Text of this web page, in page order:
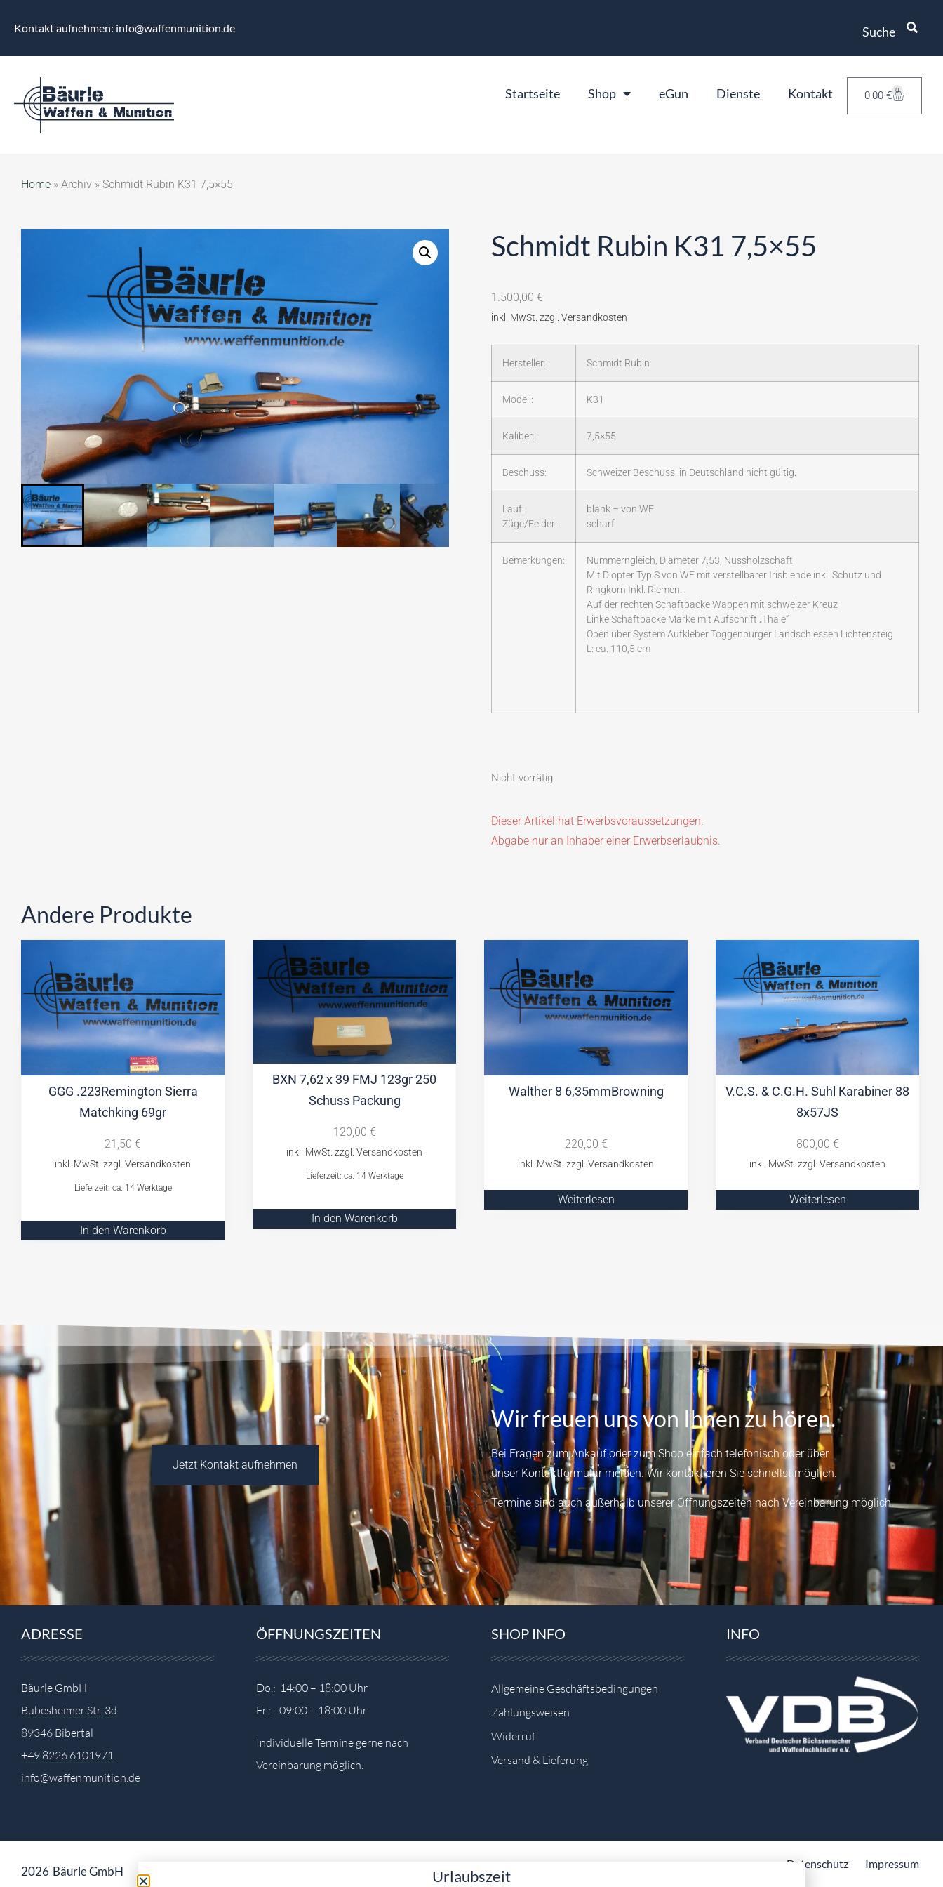
Kontakt aufnehmen: info@waffenmunition.de Suche
Startseite Shop eGun Dienste Kontakt 0,00 € 0
Home » Archiv » Schmidt Rubin K31 7,5×55
Schmidt Rubin K31 7,5×55
1.500,00 €
Hersteller: Schmidt Rubin
Modell: K31
Kaliber: 7,5×55
Beschuss: Schweizer Beschuss, in Deutschland nicht gültig.
Lauf:
Züge/Felder:
blank – von WF
scharf
Bemerkungen:
Nummerngleich, Diameter 7,53, Nussholzschaft
Mit Diopter Typ S von WF mit verstellbarer Irisblende inkl. Schutz und
Ringkorn Inkl. Riemen.
Auf der rechten Schaftbacke Wappen mit schweizer Kreuz
Linke Schaftbacke Marke mit Aufschrift „Thäle“
Oben über System Aufkleber Toggenburger Landschiessen Lichtensteig
L: ca. 110,5 cm
Nicht vorrätig
Dieser Artikel hat Erwerbsvoraussetzungen.
Abgabe nur an Inhaber einer Erwerbserlaubnis.
Andere Produkte
GGG .223Remington Sierra
Matchking 69gr
21,50 €
Lieferzeit: ca. 14 Werktage
In den Warenkorb
BXN 7,62 x 39 FMJ 123gr 250
Schuss Packung
120,00 €
Lieferzeit: ca. 14 Werktage
In den Warenkorb
Walther 8 6,35mmBrowning
220,00 €
Weiterlesen
V.C.S. & C.G.H. Suhl Karabiner 88
8x57JS
800,00 €
Weiterlesen
Jetzt Kontakt aufnehmen
Wir freuen uns von Ihnen zu hören.
Bei Fragen zum Ankauf oder zum Shop einfach telefonisch oder über
unser Kontaktformularmelden.Wir kontaktieren Sie schnellst möglich.
Termine sind auch außerhalb unserer Öffnungszeiten nach Vereinbarung möglich.
ADRESSE
Bäurle GmbH
Bubesheimer Str. 3d
89346 Bibertal
+49 8226 6101971
info@waffenmunition.de
ÖFFNUNGSZEITEN
Do.: 14:00 – 18:00 Uhr
Fr.: 09:00 – 18:00 Uhr
Individuelle Termine gerne nach
Vereinbarung möglich.
SHOP INFO
Allgemeine Geschäftsbedingungen
Zahlungsweisen
Widerruf
Versand & Lieferung
INFO
2026 Bäurle GmbH Datenschutz Impressum
Urlaubszeit